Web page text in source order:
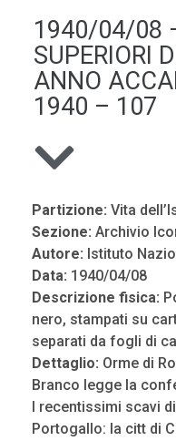
1940/04/08
SUPERIORI
ANNO
1940 – 107
Partizione: Vita
Sezione: Archivio
Autore: Istituto
Data: 1940/04/08
Descrizione fisica:
nero, stampati su
separati da fogli di
Dettaglio: Orme di
Branco legge la
I recentissimi scavi
Portogallo: la citt di